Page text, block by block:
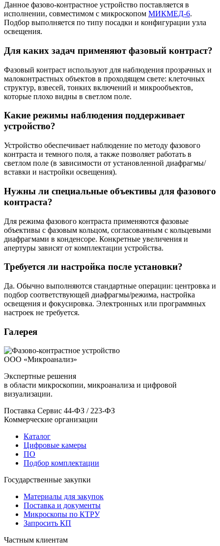
Данное фазово-контрастное устройство поставляется в
исполнении, совместимом с микроскопом МИКМЕД-6.
Подбор выполняется по типу посадки и конфигурации узла
освещения.
Для каких задач применяют фазовый контраст?
Фазовый контраст используют для наблюдения прозрачных и
малоконтрастных объектов в проходящем свете: клеточных
структур, взвесей, тонких включений и микрообъектов,
которые плохо видны в светлом поле.
Какие режимы наблюдения поддерживает
устройство?
Устройство обеспечивает наблюдение по методу фазового
контраста и темного поля, а также позволяет работать в
светлом поле (в зависимости от установленной диафрагмы/
вставки и настройки освещения).
Нужны ли специальные объективы для фазового
контраста?
Для режима фазового контраста применяются фазовые
объективы с фазовым кольцом, согласованным с кольцевыми
диафрагмами в конденсоре. Конкретные увеличения и
апертуры зависят от комплектации устройства.
Требуется ли настройка после установки?
Да. Обычно выполняются стандартные операции: центровка и
подбор соответствующей диафрагмы/режима, настройка
освещения и фокусировка. Электронных или программных
настроек не требуется.
Галерея
ООО «Микроанализ»
Экспертные решения
в области микроскопии, микроанализа и цифровой
визуализации.
Поставка Сервис 44-ФЗ / 223-ФЗ
Коммерческие организации
Каталог
Цифровые камеры
ПО
Подбор комплектации
Государственные закупки
Материалы для закупок
Поставка и документы
Микроскопы по КТРУ
Запросить КП
Частным клиентам